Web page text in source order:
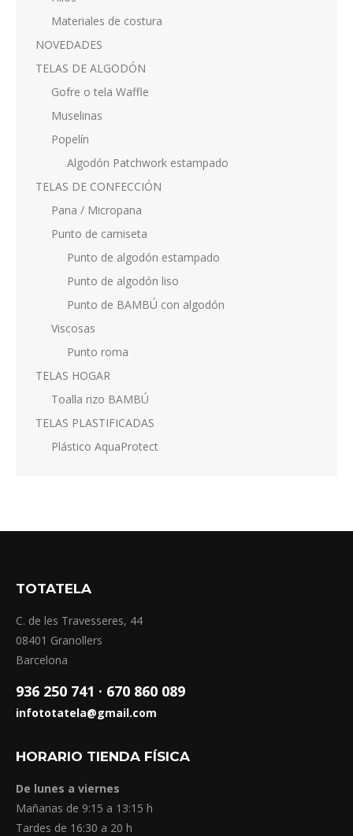
Materiales de costura
NOVEDADES
TELAS DE ALGODÓN
Gofre o tela Waffle
Muselinas
Popelín
Algodón Patchwork estampado
TELAS DE CONFECCIÓN
Pana / Micropana
Punto de camiseta
Punto de algodón estampado
Punto de algodón liso
Punto de BAMBÚ con algodón
Viscosas
Punto roma
TELAS HOGAR
Toalla rizo BAMBÚ
TELAS PLASTIFICADAS
Plástico AquaProtect
TOTATELA
C. de les Travesseres, 44
08401 Granollers
Barcelona
936 250 741 · 670 860 089
infototatela@gmail.com
HORARIO TIENDA FÍSICA
De lunes a viernes
Mañanas de 9:15 a 13:15 h
Tardes de 16:30 a 20 h